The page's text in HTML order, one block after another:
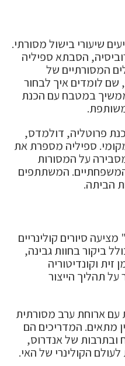
שיעורי בישול מסורתי.
הסבתא ספיליה
המסורתיים של
שם לומדים איך לבחור
במטבח עם הכנת
פרוטליה, דולמדס,
ספיליה מספרת את
על המסורות
המשתתפים
הביתה.
חברת "Andros Food Tours" מציעה סיורים קולינריים
ביקור בחוות גבינה,
וקונדיטוריה
תהליך הייצור
עם ארוחת ערב מסורתית
מתאים. המדריכים הם
ובתרבות של אנדרוס,
הקולינרי של האי.